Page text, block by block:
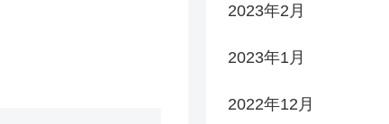
2023年2月
2023年1月
2022年12月